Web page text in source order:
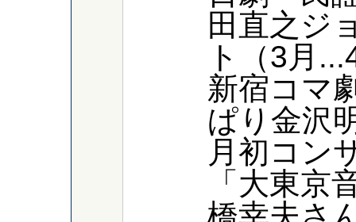
田直之ジ
ト（3月
新宿コマ
ぱり金沢
月初コン
「大東京